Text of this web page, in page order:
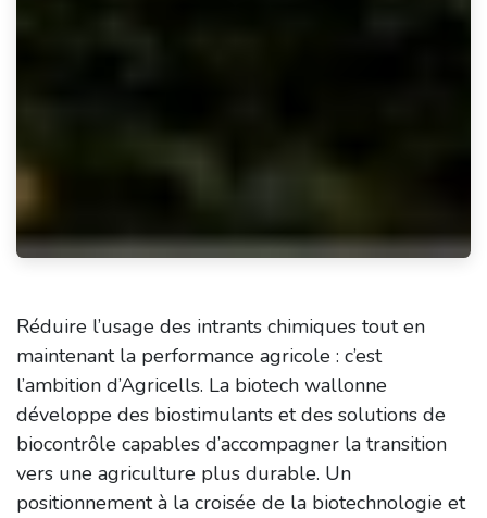
Réduire l’usage des intrants chimiques tout en
maintenant la performance agricole : c’est
l’ambition d’Agricells. La biotech wallonne
développe des biostimulants et des solutions de
biocontrôle capables d’accompagner la transition
vers une agriculture plus durable. Un
positionnement à la croisée de la biotechnologie et